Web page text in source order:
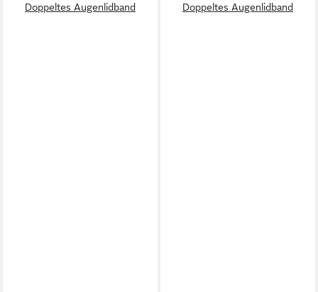
Doppeltes Augenlidband
Doppeltes Augenlidband